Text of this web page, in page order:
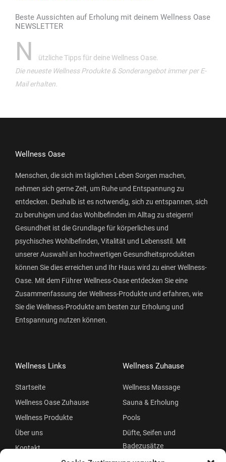
Beste Aussichten auf Erholung mit deinem Wellness Oase
NEWSLETTER
N
ützliche Tipps für deine Wellness Oase.
Die neueste Wellness Produkte & Sonderangebot immer per E-
Mail erhalten.
Wellness Oase
Menschen, die sich im täglichen Leben Sorgen machen,
nehmen sich gerne Zeit, um Ruhe und Entspannung zu
entdecken. Deshalb ist es notwendig, sich zu entspannen, sich
zu beruhigen und das Wohlbefinden im Alltag zu steigern!
Gesundheit ist die Grundlage für körperliches und
psychisches Wohlbefinden, Vitalität und Lebensstil. Mit
unserer Auswahl an hochwertigen Gesundheitsprodukten
können Sie dies erreichen und Ihr Haus wird zu einer Wellness-
Oase. Mit dem Führer Wellness-Oase entdecken Sie eine
Zusammenfassung der Wellness-Produkte und erfahren, wie
Sie die Wellness-Produkte am besten zur Erholung und
Entspannung nutzen können.
Wellness Links
Startseite
Wellness Oase Zuhause
Wellness Produkte
Über uns
Kontakt
Wellness Zuhause
Wellness Massage
Sauna & Erholung
Pools
Düfte, Seifen und
Badezusätze